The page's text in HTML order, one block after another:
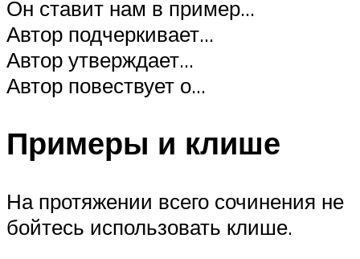
Он ставит нам в пример…
Автор подчеркивает…
Автор утверждает…
Автор повествует о…
Примеры и клише
На протяжении всего сочинения не
бойтесь использовать клише.